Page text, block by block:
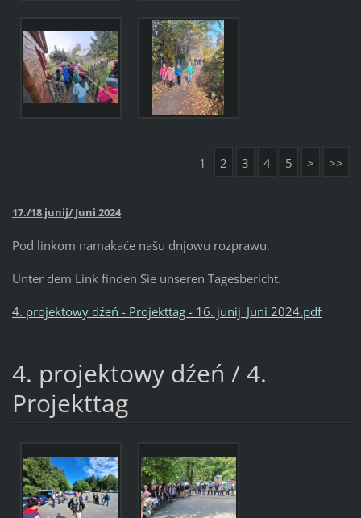
1 2 3 4 5 > >>
17./18 junij/ Juni 2024
Pod linkom namakaće našu dnjowu rozprawu.
Unter dem Link finden Sie unseren Tagesbericht.
4. projektowy dźeń - Projekttag - 16. junij_Juni 2024.pdf
4. projektowy dźeń / 4.
Projekttag